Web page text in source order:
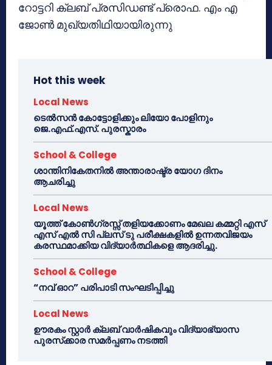
റോട്ടറി ക്ലബ് പ്രസിഡണ്ട് പ്രൊഫ. എം എ
ജോൺ മുഖ്യതിഥിയായിരുന്നു
Hot this week
Local News
ടെൽസൻ കോട്ടോളിക്കും ലിയോ പോളിനും
ജെ.എഫ്.എസ്. പുരസ്കാരം
School & College
ശാന്തിനികേതനിൽ അന്താരാഷ്ട്ര യോഗ ദിനം
ആചരിച്ചു
Local News
യൂത്ത് കോൺഗ്രസ്സ് തളിയക്കോണം മേഖല കമ്മറ്റി എസ്
എസ് എൽ സി പ്ലസ് ടു പരീക്ഷകളിൽ ഉന്നതവിജയം
കരസ്ഥമാക്കിയ വിദ്യാർത്ഥികളെ ആദരിച്ചു.
School & College
“നവ് ഓറ” പരിപാടി സംഘടിപ്പിച്ചു
Local News
ഊരകം സ്റ്റാർ ക്ലബ് വാർഷികവും വിദ്യാഭ്യാസ
പുരസ്‌ക്കാര സമർപ്പണം നടത്തി